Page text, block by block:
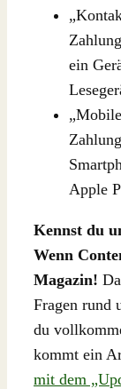
ein
Apple
Kennst du
Wenn
Magazin!
Fragen rund
du
kommt ein
mit dem